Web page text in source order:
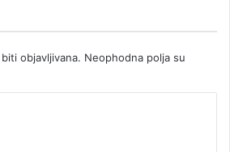
objavljivana. Neophodna polja su